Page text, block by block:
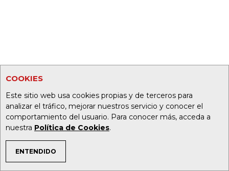
COOKIES
Este sitio web usa cookies propias y de terceros para
analizar el tráfico, mejorar nuestros servicio y conocer el
comportamiento del usuario. Para conocer más, acceda a
nuestra Política de Cookies.
ENTENDIDO
TEMAS DE INTERÉS